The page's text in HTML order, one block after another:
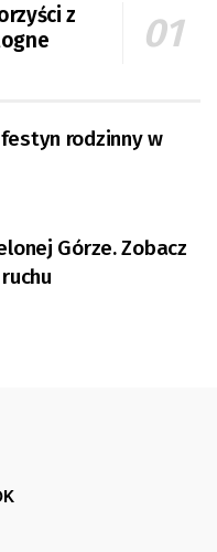
z
rodzinny w
Górze. Zobacz